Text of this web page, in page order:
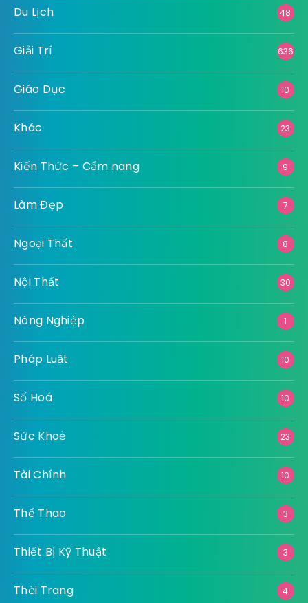
Du Lịch 48
Giải Trí 636
Giáo Dục 10
Khác 23
Kiến Thức – Cẩm nang 9
Làm Đẹp 7
Ngoại Thất 8
Nội Thất 30
Nông Nghiệp 1
Pháp Luật 10
Số Hoá 10
Sức Khoẻ 23
Tài Chính 10
Thể Thao 3
Thiết Bị Kỹ Thuật 3
Thời Trang 4